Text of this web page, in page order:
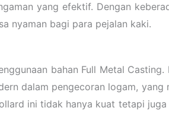
yang efektif. Dengan
nyaman bagi para pejalan kaki.
bahan Full Metal
dalam pengecoran logam,
ini tidak hanya kuat tetapi